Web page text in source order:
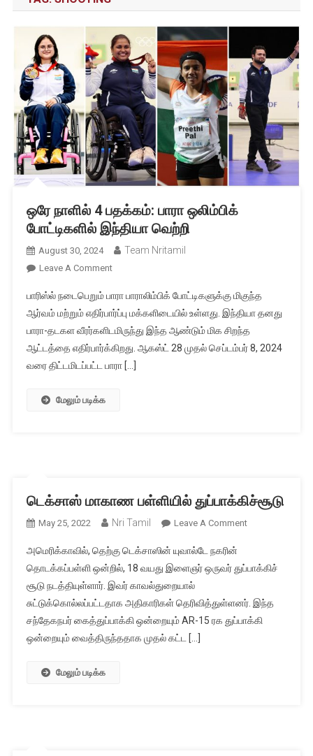
ஒரே நாளில் 4 பதக்கம்: பாரா ஒலிம்பிக்
போட்டிகளில் இந்தியா வெற்றி
August 30, 2024 Team Nritamil
Leave A CommentOn
நாளில்
4
பதக்கம்:
பாரா
ஒலிம்பிக்
பாரிஸ்ல் நடைபெறும் பாரா பாராலிம்பிக் போட்டிகளுக்கு மிகுந்த
ஆர்வம் மற்றும் எதிர்பார்ப்பு மக்களிடையில் உள்ளது. இந்தியா தனது
பாரா-தடகள வீரர்களிடமிருந்து இந்த ஆண்டும் மிக சிறந்த
ஆட்டத்தை எதிர்பார்க்கிறது. ஆகஸ்ட் 28 முதல் செப்டம்பர் 8, 2024
வரை திட்டமிடப்பட்ட பாரா […]
மேலும் படிக்க
டெக்சாஸ் மாகாண பள்ளியில் துப்பாக்கிச்சூடு
May 25, 2022 Nri Tamil Leave A CommentOn
பள்ளியில்
அமெரிக்காவில், தெற்கு டெக்சாஸின் யுவால்டே நகரின்
தொடக்கப்பள்ளி ஒன்றில், 18 வயது இளைஞர் ஒருவர் துப்பாக்கிச்
சூடு நடத்தியுள்ளார். இவர் காவல்துறையால்
சுட்டுக்கொல்லப்பட்டதாக அதிகாரிகள் தெரிவித்துள்ளனர். இந்த
சந்தேகநபர் கைத்துப்பாக்கி ஒன்றையும் AR-15 ரக துப்பாக்கி
ஒன்றையும் வைத்திருந்ததாக முதல் கட்ட […]
மேலும் படிக்க